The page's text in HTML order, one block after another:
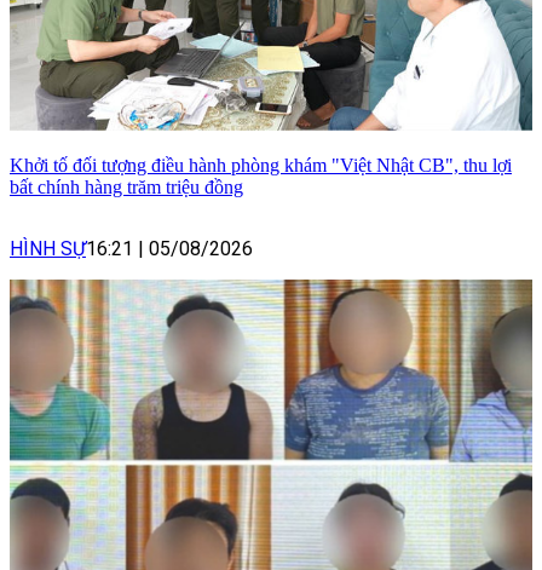
Khởi tố đối tượng điều hành phòng khám "Việt Nhật CB", thu lợi
bất chính hàng trăm triệu đồng
HÌNH SỰ16:21 05/08/2026